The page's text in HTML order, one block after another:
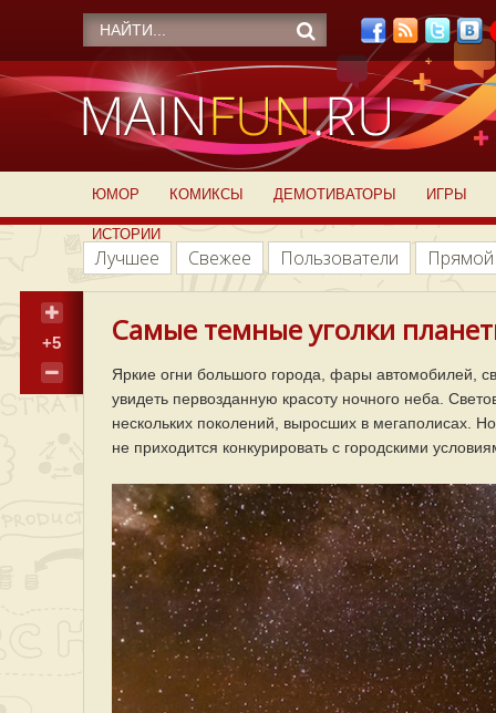
ЮМОР КОМИКСЫ ДЕМОТИВАТОРЫ ИГРЫ
ИСТОРИИ
Лучшее Свежее Пользователи
+5 Самые темные уголки
Яркие огни большого города, фары автомобилей,
увидеть первозданную красоту ночного неба.
нескольких поколений, выросших в мегаполисах.
не приходится конкурировать с городскими